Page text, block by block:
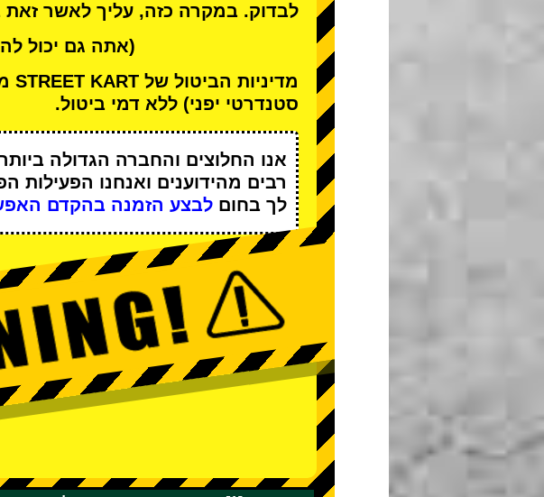
לבדוק. במקרה כזה, עליך לאשר
(אתה גם יכול
מדיניות הביטול של STREET KART מאפשרת לבטל רק
סטנדרטי יפני) ללא דמי ביטול.
אנו החלוצים והחברה הגדולה
רבים מהידוענים ואנחנו הפעילות
לך בחום לבצע הזמנה בהקדם